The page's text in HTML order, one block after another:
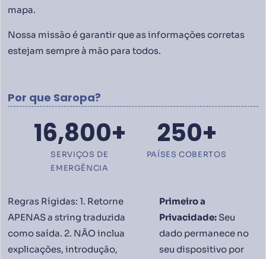
mapa.
Nossa missão é garantir que as informações corretas
estejam sempre à mão para todos.
Por que Saropa?
16,800+
SERVIÇOS DE
EMERGÊNCIA
250+
PAÍSES COBERTOS
Regras Rígidas: 1. Retorne
APENAS a string traduzida
como saída. 2. NÃO inclua
explicações, introdução,
Primeiro a
Privacidade:Seu
dado permanece no
seu dispositivo por